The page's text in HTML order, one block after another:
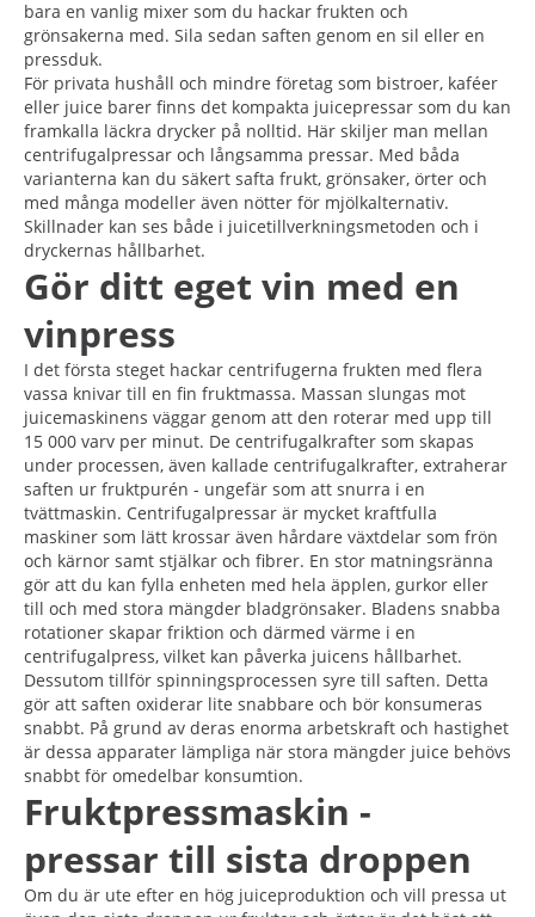
bara en vanlig mixer som du hackar frukten och
grönsakerna med. Sila sedan saften genom en sil eller en
pressduk.
För privata hushåll och mindre företag som bistroer, kaféer
eller juice barer finns det kompakta juicepressar som du kan
framkalla läckra drycker på nolltid. Här skiljer man mellan
centrifugalpressar och långsamma pressar. Med båda
varianterna kan du säkert safta frukt, grönsaker, örter och
med många modeller även nötter för mjölkalternativ.
Skillnader kan ses både i juicetillverkningsmetoden och i
dryckernas hållbarhet.
Gör ditt eget vin med en
vinpress
I det första steget hackar centrifugerna frukten med flera
vassa knivar till en fin fruktmassa. Massan slungas mot
juicemaskinens väggar genom att den roterar med upp till
15 000 varv per minut. De centrifugalkrafter som skapas
under processen, även kallade centrifugalkrafter, extraherar
saften ur fruktpurén - ungefär som att snurra i en
tvättmaskin. Centrifugalpressar är mycket kraftfulla
maskiner som lätt krossar även hårdare växtdelar som frön
och kärnor samt stjälkar och fibrer. En stor matningsränna
gör att du kan fylla enheten med hela äpplen, gurkor eller
till och med stora mängder bladgrönsaker. Bladens snabba
rotationer skapar friktion och därmed värme i en
centrifugalpress, vilket kan påverka juicens hållbarhet.
Dessutom tillför spinningsprocessen syre till saften. Detta
gör att saften oxiderar lite snabbare och bör konsumeras
snabbt. På grund av deras enorma arbetskraft och hastighet
är dessa apparater lämpliga när stora mängder juice behövs
snabbt för omedelbar konsumtion.
Fruktpressmaskin -
pressar till sista droppen
Om du är ute efter en hög juiceproduktion och vill pressa ut